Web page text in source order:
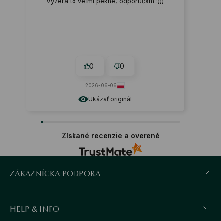
Ukázať originál
0 0
2026-06-06
Získané recenzie a overené
ZÁKAZNÍCKA PODPORA
HELP & INFO